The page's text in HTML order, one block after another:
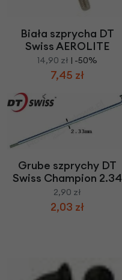
Biała szprycha DT
Swiss AEROLITE
14,90 zł | -50%
7,45 zł
Grube szprychy DT
Swiss Champion 2.34
2,90 zł
2,03 zł